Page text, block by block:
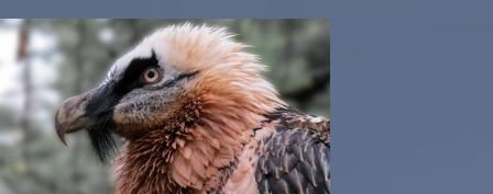
al
contenido